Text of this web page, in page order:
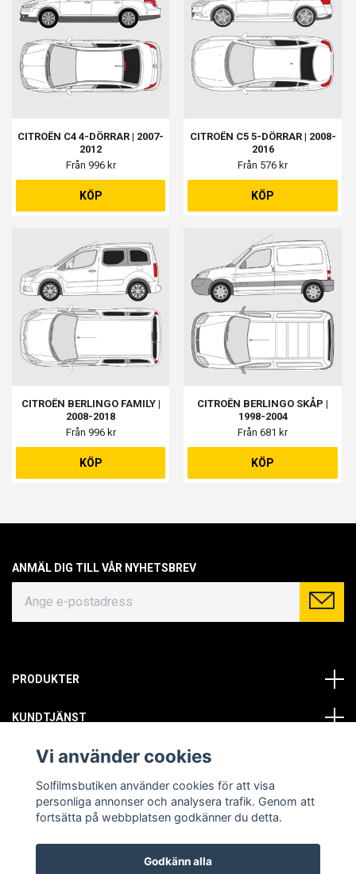
CITROËN C4 4-DÖRRAR | 2007-
2012
Från 996 kr
KÖP
CITROËN C5 5-DÖRRAR | 2008-
2016
Från 576 kr
KÖP
CITROËN BERLINGO FAMILY |
2008-2018
Från 996 kr
KÖP
CITROËN BERLINGO SKÅP |
1998-2004
Från 681 kr
KÖP
ANMÄL DIG TILL VÅR NYHETSBREV
PRODUKTER
KUNDTJÄNST
OM OSS
SOCIALA MEDIER
Vi använder cookies
Solfilmsbutiken använder cookies för att visa
personliga annonser och analysera trafik. Genom att
fortsätta på webbplatsen godkänner du detta.
Godkänn alla